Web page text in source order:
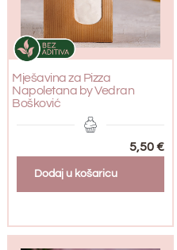
Mješavina za Pizza
Napoletana by Vedran
Bošković
5,50€
Dodaj u košaricu